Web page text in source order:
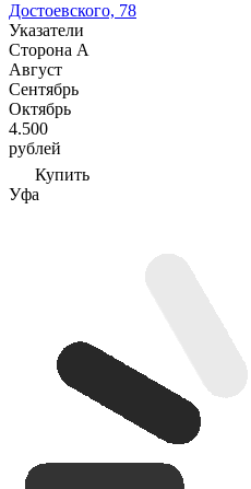
Достоевского, 78
Указатели
Сторона А
Август
Сентябрь
Октябрь
4.500
рублей
Купить
Уфа